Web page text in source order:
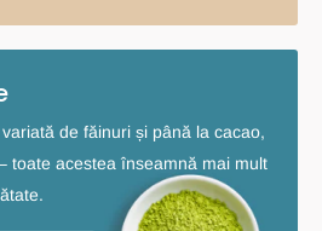
de făinuri și până la cacao,
toate acestea înseamnă mai mult